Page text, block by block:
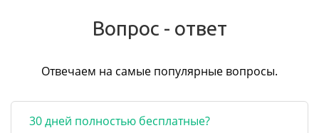
Вопрос - ответ
Отвечаем на самые популярные вопросы.
30 дней полностью бесплатные?